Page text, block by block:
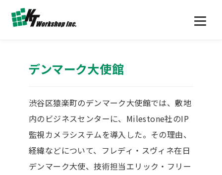
デンマーク大使館
渋谷区猿楽町のデンマーク大使館では、敷地
内のビジネスセンターに、Milestone社のIP
監視カメラシステムを導入した。その理由、
経緯などについて、フレディ・スヴィネ在日
デンマーク大使、技術担当エリック・フリー